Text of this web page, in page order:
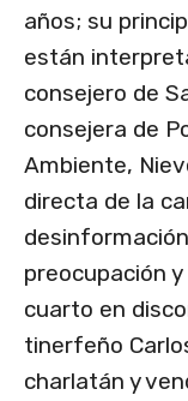
años; su
están
consejero de
consejera de
Ambiente,
directa de la
preocupación
cuarto en
tinerfeño
charlatán y